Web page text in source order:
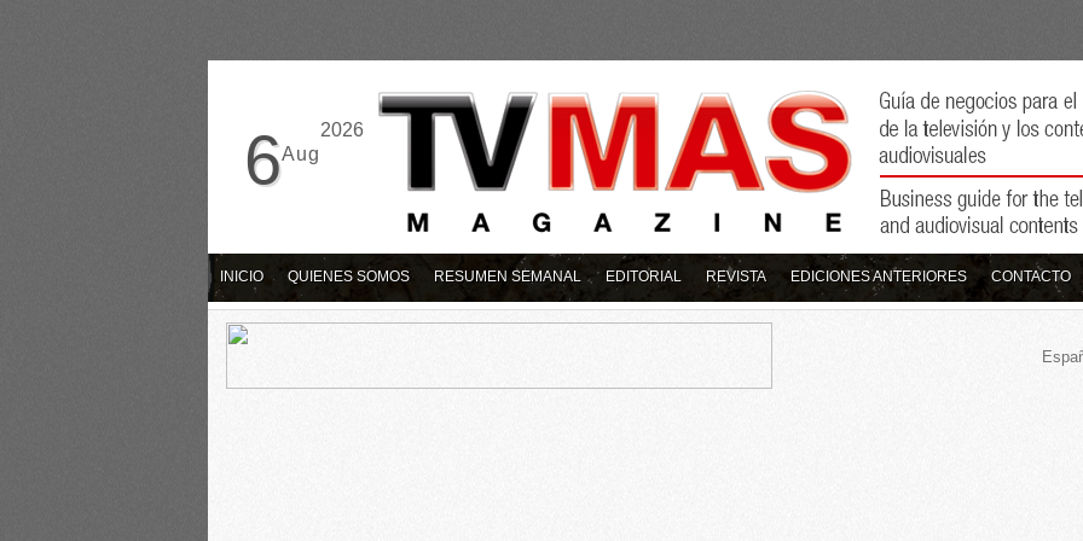
6Aug
2026
INICIO QUIENES SOMOS RESUMEN SEMANAL EDITORIAL REVISTA EDICIONES ANTERIORES CONTACTO